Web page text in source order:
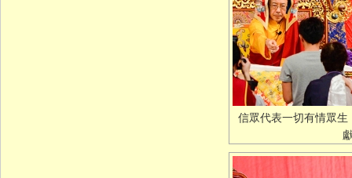
信眾代表一切有情眾